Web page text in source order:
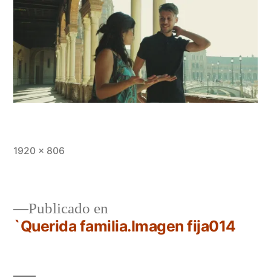
Saltar
contenido
Tamaño
1920 × 806
Navegación
de
Publicado en
`Querida familia.Imagen fija014